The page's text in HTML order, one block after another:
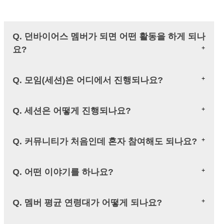
Q. 던바이어스 멤버가 되면 어떤 활동을 하게 되나
요?
Q. 모임(세션)은 어디에서 진행되나요?
Q. 세션은 어떻게 진행되나요?
Q. 커뮤니티가 처음인데 혼자 참여해도 되나요?
Q. 어떤 이야기를 하나요?
Q. 멤버 평균 연령대가 어떻게 되나요?